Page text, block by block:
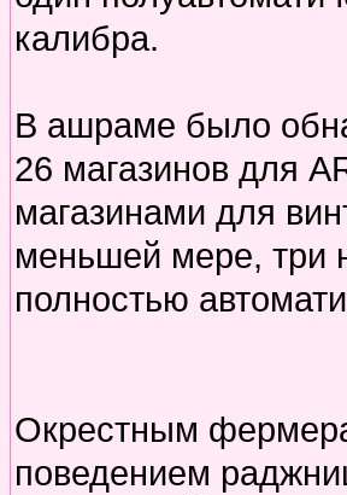
калибра.
В ашраме было
26 магазинов для
магазинами для
меньшей мере, три
полностью
Окрестным
поведением